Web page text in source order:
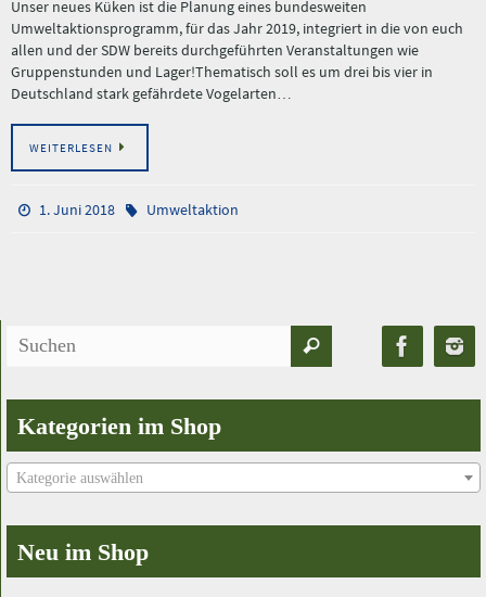
Unser neues Küken ist die Planung eines bundesweiten
Umweltaktionsprogramm, für das Jahr 2019, integriert in die von euch
allen und der SDW bereits durchgeführten Veranstaltungen wie
Gruppenstunden und Lager!Thematisch soll es um drei bis vier in
Deutschland stark gefährdete Vogelarten…
WEITERLESEN
1. Juni 2018 Umweltaktion
Suchen
Kategorien im Shop
Kategorie auswählen
Neu im Shop